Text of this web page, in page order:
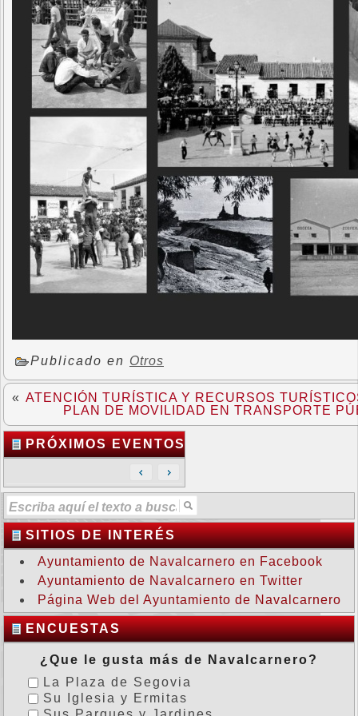
Publicado en Otros
« ATENCIÓN TURÍSTICA Y RECURSOS
PLAN DE MOVILIDAD EN TRANSPORTE
PRÓXIMOS EVENTOS
SITIOS DE INTERÉS
Ayuntamiento de Navalcarnero en Facebook
Ayuntamiento de Navalcarnero en Twitter
Página Web del Ayuntamiento de Navalcarnero
ENCUESTAS
¿Que le gusta más de Navalcarnero?
La Plaza de Segovia
Su Iglesia y Ermitas